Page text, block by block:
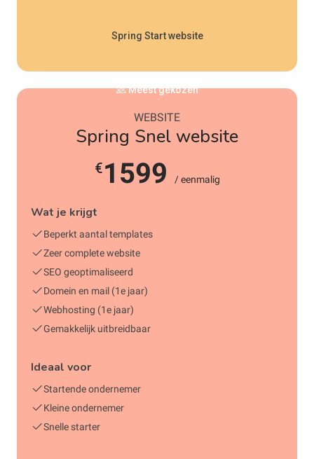
Spring Start website
Meest gekozen
WEBSITE
Spring Snel website
€1599 / eenmalig
Wat je krijgt
Beperkt aantal templates
Zeer complete website
SEO geoptimaliseerd
Domein en mail (1e jaar)
Webhosting (1e jaar)
Gemakkelijk uitbreidbaar
Ideaal voor
Startende ondernemer
Kleine ondernemer
Snelle starter